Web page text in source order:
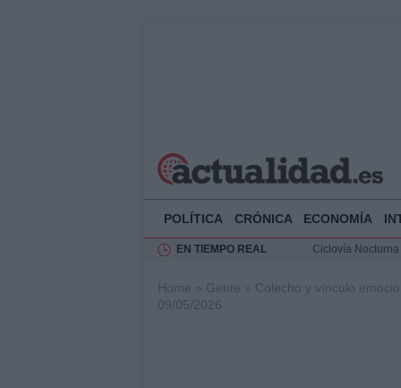
POLÍTICA CRÓNICA ECONOMÍA
EN TIEMPO REAL
Ciclovía
Rehabilitación
Home » Gente » Colecho y vínculo
09/05/2026